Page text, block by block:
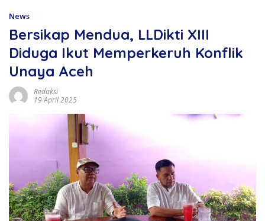
News
Bersikap Mendua, LLDikti XIII
Diduga Ikut Memperkeruh Konflik
Unaya Aceh
Redaksi
19 April 2025